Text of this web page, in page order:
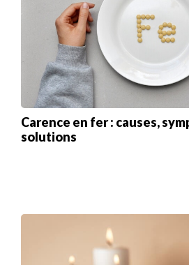
Carence en fer : causes,
solutions